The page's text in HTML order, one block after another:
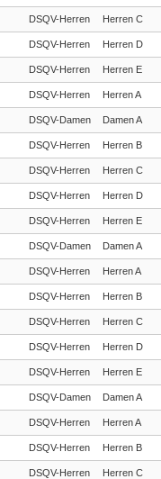
DSQV-Herren Herren C
DSQV-Herren Herren D
DSQV-Herren Herren E
DSQV-Herren Herren A
DSQV-Damen Damen A
DSQV-Herren Herren B
DSQV-Herren Herren C
DSQV-Herren Herren D
DSQV-Herren Herren E
DSQV-Damen Damen A
DSQV-Herren Herren A
DSQV-Herren Herren B
DSQV-Herren Herren C
DSQV-Herren Herren D
DSQV-Herren Herren E
DSQV-Damen Damen A
DSQV-Herren Herren A
DSQV-Herren Herren B
DSQV-Herren Herren C